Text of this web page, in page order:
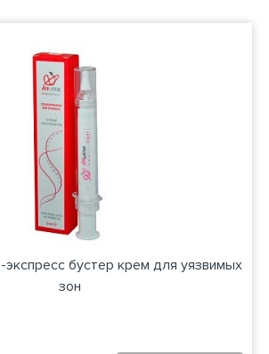
бустер крем для уязвимых
зон